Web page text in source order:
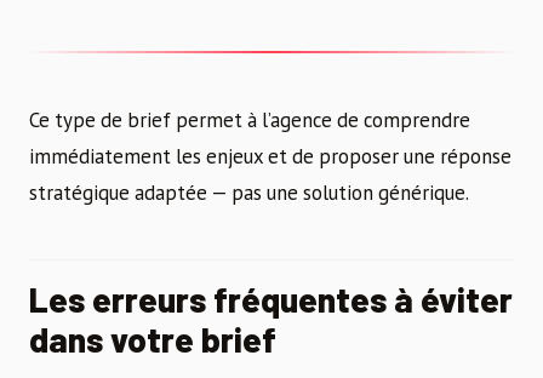
Ce type de brief permet à l’agence de comprendre
immédiatement les enjeux et de proposer une réponse
stratégique adaptée — pas une solution générique.
Les erreurs fréquentes à éviter
dans votre brief